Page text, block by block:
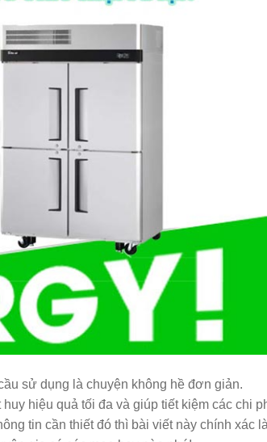
sử dụng là chuyện không hề đơn giản.
hiệu quả tối đa và giúp tiết kiệm các chi
tin cần thiết đó thì bài viết này chính xác